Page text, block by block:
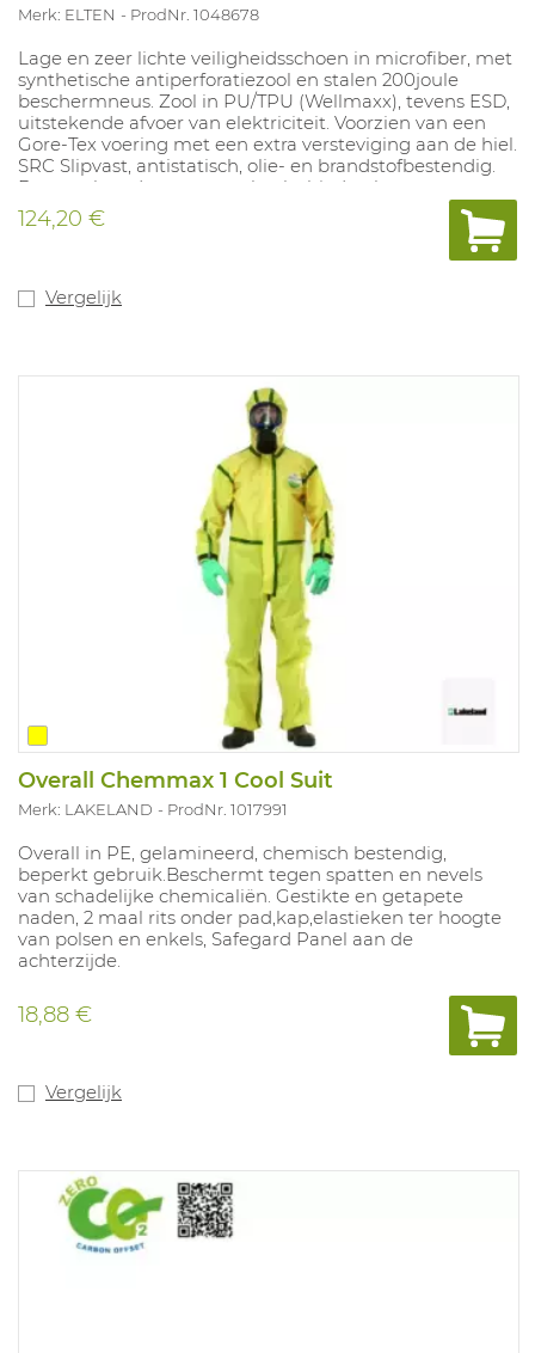
Merk: ELTEN ProdNr. 1048678
Lage en zeer lichte veiligheidsschoen in microfiber, met
synthetische antiperforatiezool en stalen 200joule
beschermneus. Zool in PU/TPU (Wellmaxx), tevens ESD,
uitstekende afvoer van elektriciteit. Voorzien van een
Gore-Tex voering met een extra versteviging aan de hiel.
SRC Slipvast, antistatisch, olie- en brandstofbestendig.
De gepolsterde tong en schacht bieden hoog
draagcomfort en voorkomen de vorming van pijnlijke
drukpunten. Maten: 40-48.
124,20 €
Vergelijk
Overall Chemmax 1 Cool Suit
Merk: LAKELAND ProdNr. 1017991
Overall in PE, gelamineerd, chemisch bestendig,
beperkt gebruik.Beschermt tegen spatten en nevels
van schadelijke chemicaliën. Gestikte en getapete
naden, 2 maal rits onder pad,kap,elastieken ter hoogte
van polsen en enkels, Safegard Panel aan de
achterzijde.
18,88 €
Vergelijk